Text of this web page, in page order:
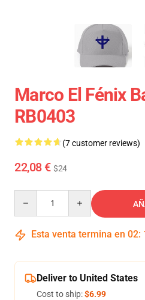
Marco El Fénix
RB0403
(7 customer reviews)
22,08 € $24
Esta venta termina en 02:
Deliver to United States
Cost to ship:$6.99